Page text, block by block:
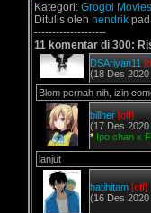
Kategori: Grogol
Ditulis oleh hendrik
--------------------
11 komentar di 300:
DSAriyan11
(18 Des 2020
Blom pernah nih, izin
billher [off]
(17 Des 2020
* Ipo chan x
lanjut
hatihitam [off]
(16 Des 2020